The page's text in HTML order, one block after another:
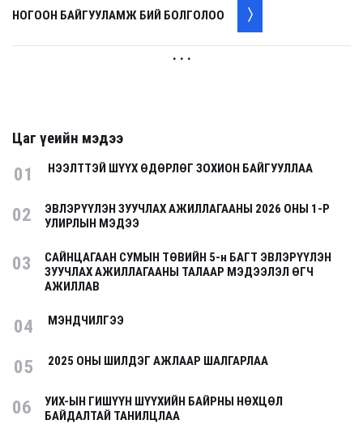
НОГООН БАЙГУУЛАМЖ БИЙ БОЛГОЛОО
. . .
Цаг үеийн мэдээ
01 НЭЭЛТТЭЙ ШҮҮХ ӨДӨРЛӨГ ЗОХИОН БАЙГУУЛЛАА
02
ЭВЛЭРҮҮЛЭН ЗУУЧЛАХ АЖИЛЛАГААНЫ 2026 ОНЫ 1-Р
УЛИРЛЫН МЭДЭЭ
03
САЙНЦАГААН СУМЫН ТӨВИЙН 5-н БАГТ ЭВЛЭРҮҮЛЭН
ЗУУЧЛАХ АЖИЛЛАГААНЫ ТАЛААР МЭДЭЭЛЭЛ ӨГЧ
АЖИЛЛАВ
04 МЭНДЧИЛГЭЭ
05 2025 ОНЫ ШИЛДЭГ АЖЛААР ШАЛГАРЛАА
06
УИХ-ЫН ГИШҮҮН ШҮҮХИЙН БАЙРНЫ НӨХЦӨЛ
БАЙДАЛТАЙ ТАНИЛЦЛАА